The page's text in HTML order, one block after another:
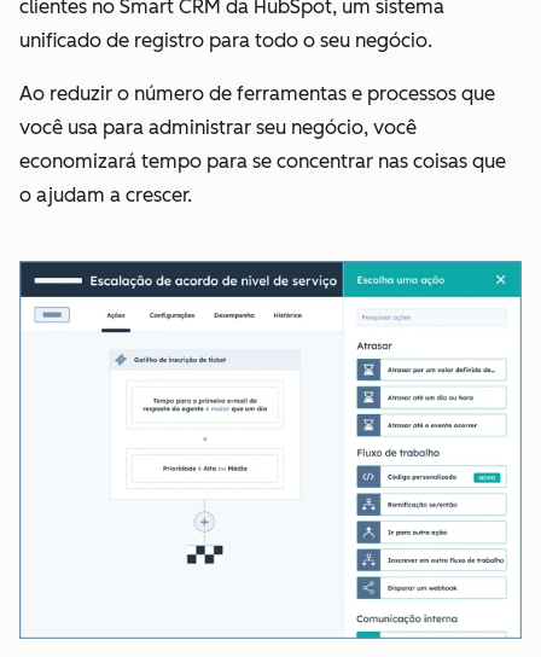
clientes no Smart CRM da HubSpot, um sistema
unificado de registro para todo o seu negócio.
Ao reduzir o número de ferramentas e processos que
você usa para administrar seu negócio, você
economizará tempo para se concentrar nas coisas que
o ajudam a crescer.